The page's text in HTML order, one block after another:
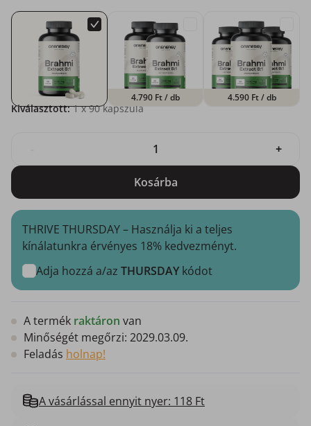
4.790 Ft/ db 4.590 Ft/ db
Kiválasztott: 1x 90 kapszula
+
Kosárba
THRIVE THURSDAY – Használja ki a teljes
kínálatunkra érvényes 18% kedvezményt.
Adja hozzá a/az THURSDAY kódot
A termék raktáron van
Minőségét megőrzi: 2029.03.09.
Feladás holnap!
A vásárlással ennyit nyer: 118 Ft